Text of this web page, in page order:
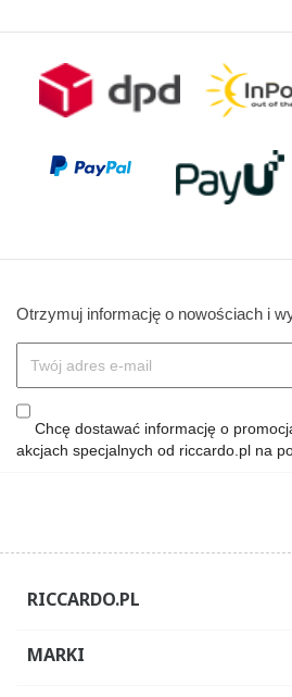
Otrzymuj informację o nowościach i
Chcę dostawać informację o
akcjach specjalnych od riccardo.pl na
RICCARDO.PL
MARKI